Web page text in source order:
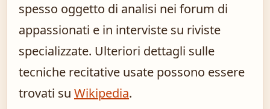
spesso oggetto di analisi nei forum di
appassionati e in interviste su riviste
specializzate. Ulteriori dettagli sulle
tecniche recitative usate possono essere
trovati su Wikipedia.